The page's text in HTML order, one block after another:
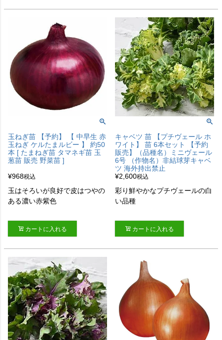
玉ねぎ苗 【予約】 【 中早生 赤
玉ねぎ ケルたまルビー 】 約50
本 [ たまねぎ苗 タマネギ苗 玉
葱苗 販売 野菜苗 ]
¥968税込
玉はそろいが良好で皮はつやの
ある濃い赤紫色
カートに入れる
キャベツ 苗 【プチヴェール ホ
ワイト】 苗 6本セット 【予約
販売】（品種名）ミニヴェール
6号 （作物名）非結球芽キャベ
ツ 海外持出禁止
¥2,600税込
彩り鮮やかなプチヴェールの白
い品種
カートに入れる